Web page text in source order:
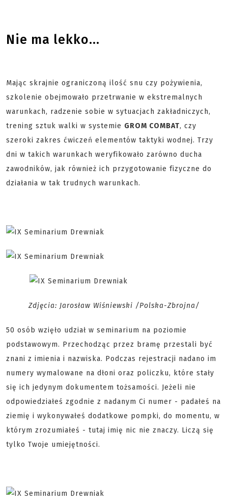
Nie ma lekko...
Mając skrajnie ograniczoną ilość snu czy pożywienia,
szkolenie obejmowało przetrwanie w ekstremalnych
warunkach, radzenie sobie w sytuacjach zakładniczych,
trening sztuk walki w systemie GROM COMBAT, czy
szeroki zakres ćwiczeń elementów taktyki wodnej. Trzy
dni w takich warunkach weryfikowało zarówno ducha
zawodników, jak również ich przygotowanie fizyczne do
działania w tak trudnych warunkach.
Zdjęcia: Jarosław Wiśniewski /Polska-Zbrojna/
50 osób wzięło udział w seminarium na poziomie
podstawowym. Przechodząc przez bramę przestali być
znani z imienia i nazwiska. Podczas rejestracji nadano im
numery wymalowane na dłoni oraz policzku, które stały
się ich jedynym dokumentem tożsamości. Jeżeli nie
odpowiedziałeś zgodnie z nadanym Ci numer - padałeś na
ziemię i wykonywałeś dodatkowe pompki, do momentu, w
którym zrozumiałeś - tutaj imię nic nie znaczy. Liczą się
tylko Twoje umiejętności.